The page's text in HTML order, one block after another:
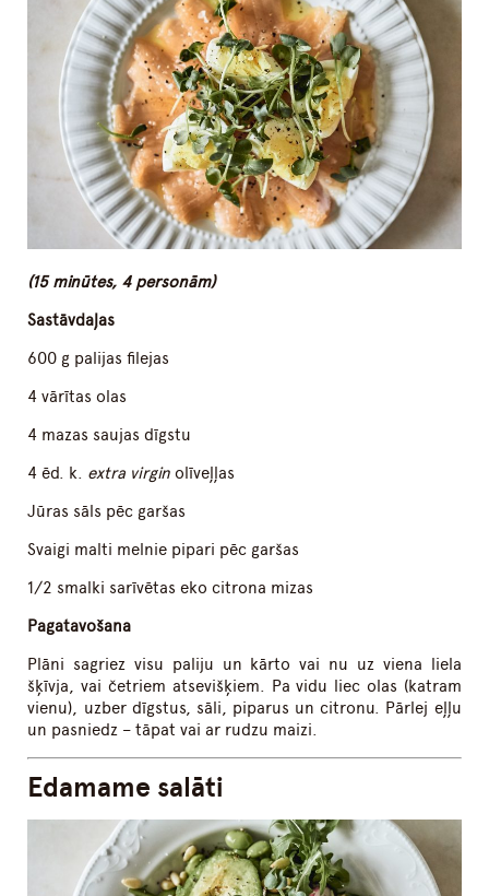
(15 minūtes, 4 personām)
Sastāvdaļas
600 g palijas filejas
4 vārītas olas
4 mazas saujas dīgstu
4 ēd. k. extra virgin olīveļļas
Jūras sāls pēc garšas
Svaigi malti melnie pipari pēc garšas
1/2 smalki sarīvētas eko citrona mizas
Pagatavošana
Plāni sagriez visu paliju un kārto vai nu uz viena liela
šķīvja, vai četriem atsevišķiem. Pa vidu liec olas (katram
vienu), uzber dīgstus, sāli, piparus un citronu. Pārlej eļļu
un pasniedz – tāpat vai ar rudzu maizi.
Edamame salāti